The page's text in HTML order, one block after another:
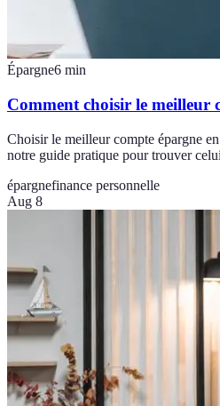
Épargne6 min
Comment choisir le meilleur
Choisir le meilleur compte épargne
notre guide pratique pour trouver
épargnefinance personnelle
Aug 8